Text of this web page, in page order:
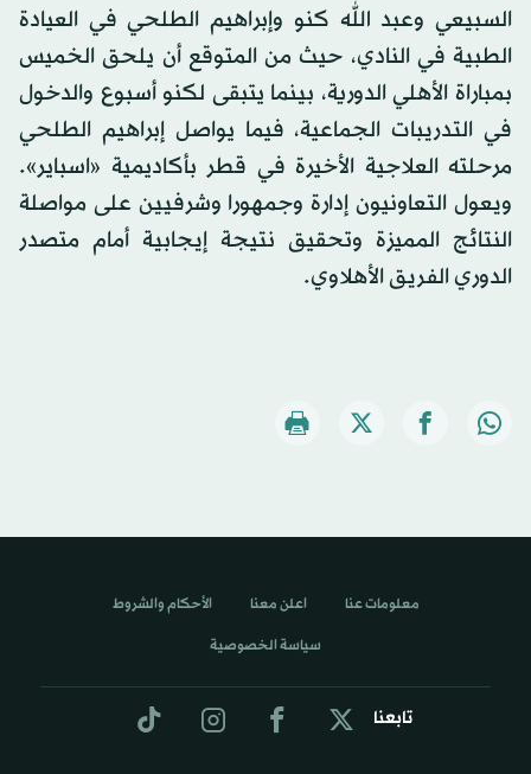
السبيعي وعبد الله كنو وإبراهيم الطلحي في العيادة
الطبية في النادي، حيث من المتوقع أن يلحق الخميس
بمباراة الأهلي الدورية، بينما يتبقى لكنو أسبوع والدخول
في التدريبات الجماعية، فيما يواصل إبراهيم الطلحي
مرحلته العلاجية الأخيرة في قطر بأكاديمية «اسباير».
ويعول التعاونيون إدارة وجمهورا وشرفيين على مواصلة
النتائج المميزة وتحقيق نتيجة إيجابية أمام متصدر
الدوري الفريق الأهلاوي.
تابعنا
معلومات عنا اعلن معنا الأحكام والشروط
سياسة الخصوصية